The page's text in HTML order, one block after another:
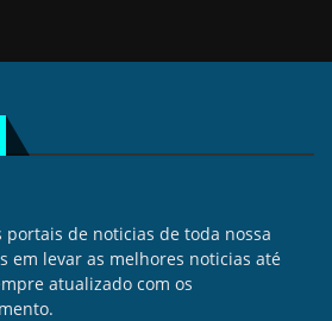
portais de noticias de toda nossa
em levar as melhores noticias até
atualizado com os